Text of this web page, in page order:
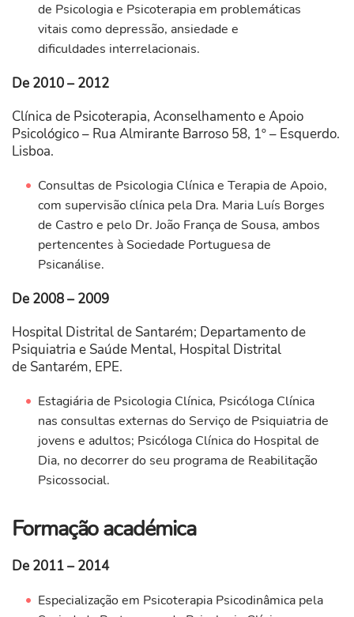
de Psicologia e Psicoterapia em problemáticas
vitais como depressão, ansiedade e
dificuldades interrelacionais.
De 2010 – 2012
Clínica de Psicoterapia, Aconselhamento e Apoio
Psicológico – Rua Almirante Barroso 58, 1º – Esquerdo.
Lisboa.
Consultas de Psicologia Clínica e Terapia de Apoio,
com supervisão clínica pela Dra. Maria Luís Borges
de Castro e pelo Dr. João França de Sousa, ambos
pertencentes à Sociedade Portuguesa de
Psicanálise.
De 2008 – 2009
Hospital Distrital de Santarém; Departamento de
Psiquiatria e Saúde Mental, Hospital Distrital
de Santarém, EPE.
Estagiária de Psicologia Clínica, Psicóloga Clínica
nas consultas externas do Serviço de Psiquiatria de
jovens e adultos; Psicóloga Clínica do Hospital de
Dia, no decorrer do seu programa de Reabilitação
Psicossocial.
Formação académica
De 2011 – 2014
Especialização em Psicoterapia Psicodinâmica pela